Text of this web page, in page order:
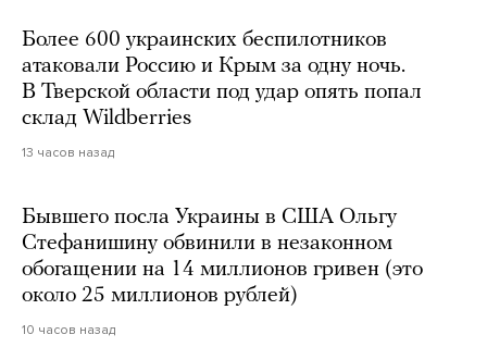
Более 600 украинских беспилотников
атаковали Россию и Крым за одну ночь.
В Тверской области под удар опять попал
склад Wildberries
13 часов назад
Бывшего посла Украины в США Ольгу
Стефанишину обвинили в незаконном
обогащении на 14 миллионов гривен (это
около 25 миллионов рублей)
10 часов назад